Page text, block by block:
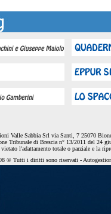
Valle Sabbia Srl via Santi, 7 25070
Tribunale di Brescia n° 13/2011 del 24
l'adattamento totale o parziale e la
© Tutti i diritti sono riservati -